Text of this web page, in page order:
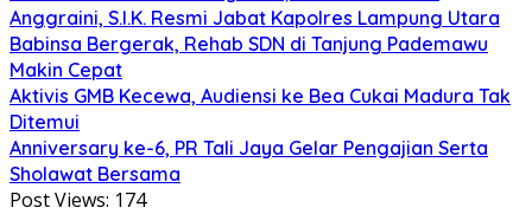
Anggraini, S.I.K. Resmi Jabat Kapolres Lampung Utara
Babinsa Bergerak, Rehab SDN di Tanjung Pademawu
Makin Cepat
Aktivis GMB Kecewa, Audiensi ke Bea Cukai Madura Tak
Ditemui
Anniversary ke-6, PR Tali Jaya Gelar Pengajian Serta
Sholawat Bersama
Post Views: 174